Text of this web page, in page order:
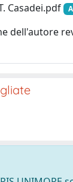
Casadei.pdf
dell'autore